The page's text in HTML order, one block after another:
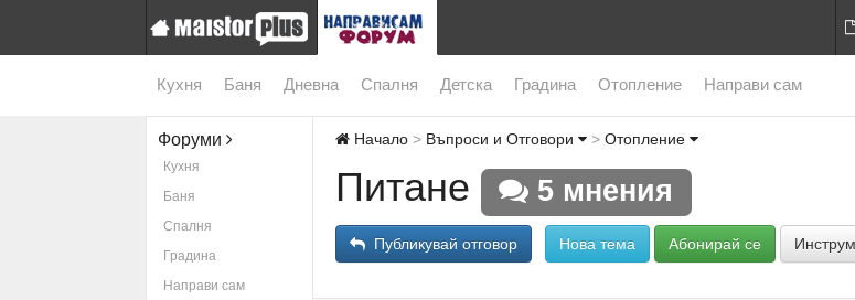
Кухня Баня Дневна Спалня Детска Градина Отопление Направи сам
Форуми
Кухня
Баня
Спалня
Градина
Направи сам
Начало Въпроси и Отговори Отопление
Питане 5 мнения
Публикувай отговор Нова тема Абонирай се